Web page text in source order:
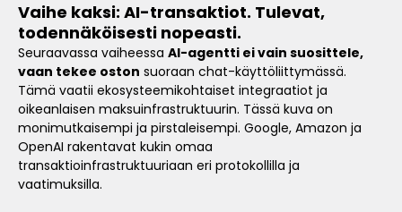
Vaihe kaksi: AI-transaktiot. Tulevat,
todennäköisesti nopeasti.
Seuraavassa vaiheessa AI-agentti ei vain suosittele,
vaan tekee oston suoraan chat-käyttöliittymässä.
Tämä vaatii ekosysteemikohtaiset integraatiot ja
oikeanlaisen maksuinfrastruktuurin. Tässä kuva on
monimutkaisempi ja pirstaleisempi. Google, Amazon ja
OpenAI rakentavat kukin omaa
transaktioinfrastruktuuriaan eri protokollilla ja
vaatimuksilla.